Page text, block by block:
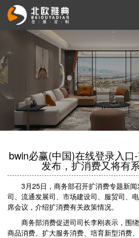
bwin必赢(中国)在线登录入口
发布，扩消费又将有
3月25日，商务部召开扩消费专题新闻
司、流通发展司、市场建设司、服贸司、
席会议，介绍扩消费有关政策情况。
商务部消费促进司司长李刚表示，围绕
商品消费、扩大服务消费、培育新型消费、